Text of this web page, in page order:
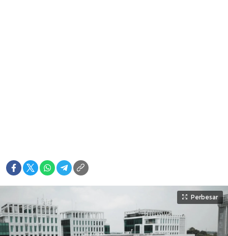
Perbesar